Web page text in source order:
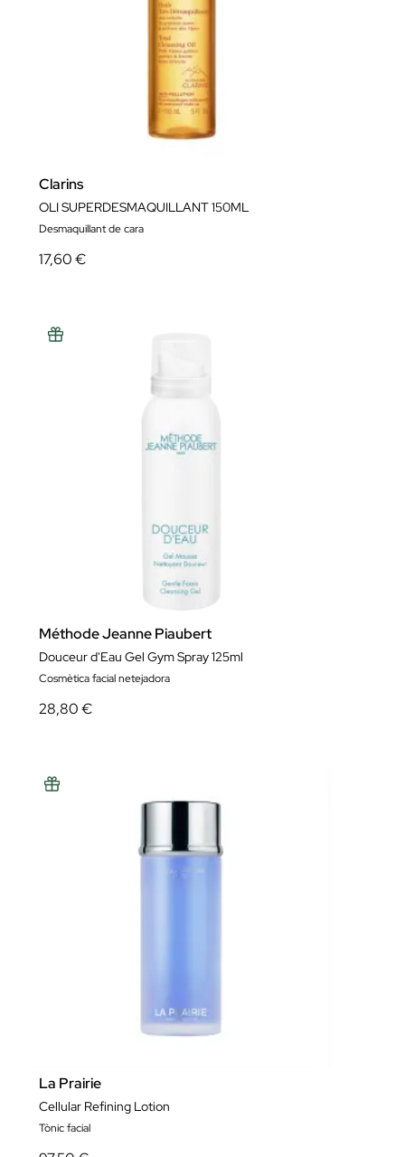
Clarins
OLI SUPERDESMAQUILLANT 150ML
Desmaquillant de cara
17,60 €
Méthode Jeanne Piaubert
Douceur d'Eau Gel Gym Spray 125ml
Cosmètica facial netejadora
28,80 €
La Prairie
Cellular Refining Lotion
Tònic facial